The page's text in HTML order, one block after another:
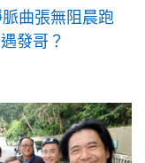
曲張無阻晨跑
發哥？